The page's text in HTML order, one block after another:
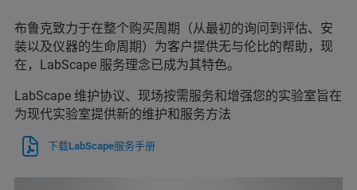
布鲁克致力于在整个购买周期（从最初的询问到评估、安
装以及仪器的生命周期）为客户提供无与伦比的帮助，现
在，LabScape 服务理念已成为其特色。
LabScape 维护协议、现场按需服务和增强您的实验室旨在
为现代实验室提供新的维护和服务方法
下载LabScape服务手册